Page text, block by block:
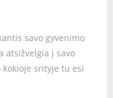
savo gyvenimo
atsižvelgia į savo
srityje tu esi